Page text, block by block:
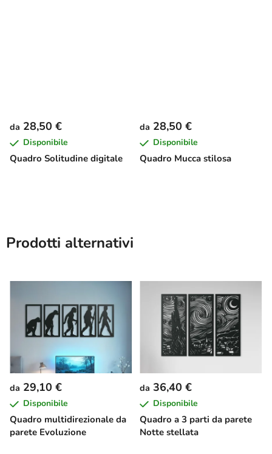
Quadro Solitudine digitale
da 28,50 €
Disponibile
Quadro Mucca stilosa
da 28,50 €
Disponibile
Prodotti alternativi
Quadro multidirezionale da
parete Evoluzione
da 29,10 €
Disponibile
Quadro a 3 parti da parete
Notte stellata
da 36,40 €
Disponibile